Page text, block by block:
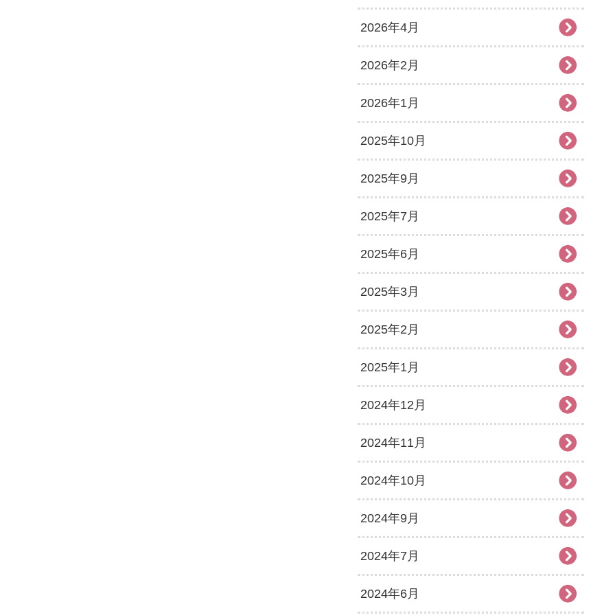
2026年4月
2026年2月
2026年1月
2025年10月
2025年9月
2025年7月
2025年6月
2025年3月
2025年2月
2025年1月
2024年12月
2024年11月
2024年10月
2024年9月
2024年7月
2024年6月